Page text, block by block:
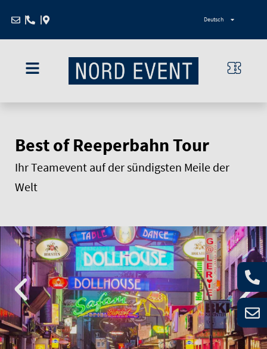
Inhalt
Deutsch
Best of Reeperbahn Tour
Ihr Teamevent auf der sündigsten Meile der
Welt